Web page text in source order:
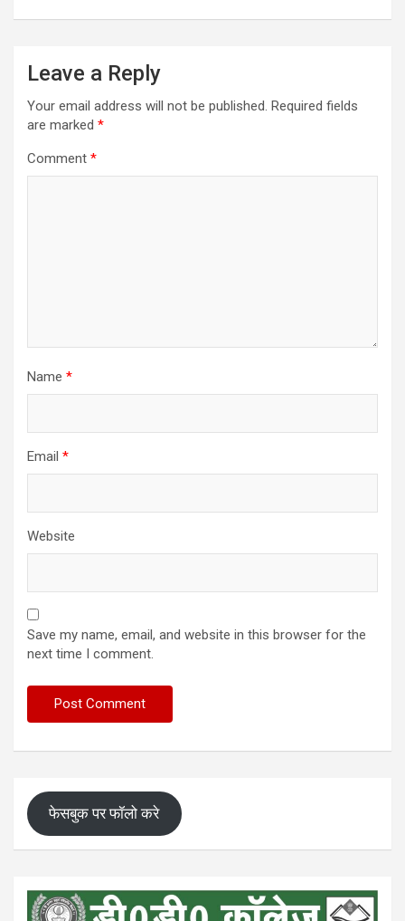
Leave a Reply
Your email address will not be published. Required fields
are marked *
Comment *
Name *
Email *
Website
Save my name, email, and website in this browser for the
next time I comment.
फेसबुक पर फॉलो करे